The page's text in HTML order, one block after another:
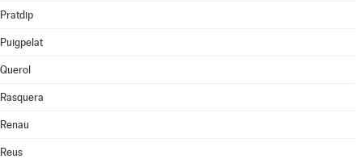
Pratdip
Puigpelat
Querol
Rasquera
Renau
Reus